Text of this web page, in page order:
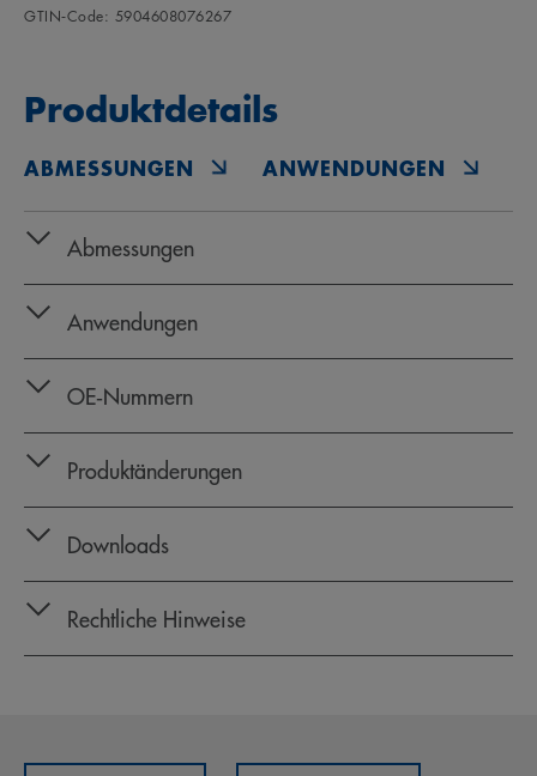
GTIN‑Code: 5904608076267
Produktdetails
ABMESSUNGEN ANWENDUNGEN
Abmessungen
Anwendungen
OE‑Nummern
Produktänderungen
Downloads
Rechtliche Hinweise